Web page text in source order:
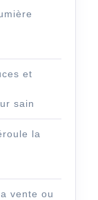
et
sain
la
vente ou